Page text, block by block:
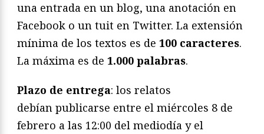
una entrada en un blog, una anotación en
Facebook o un tuit en Twitter. La extensión
mínima de los textos es de 100 caracteres.
La máxima es de 1.000 palabras.
Plazo de entrega: los relatos
debían publicarse entre el miércoles 8 de
febrero a las 12:00 del mediodía y el